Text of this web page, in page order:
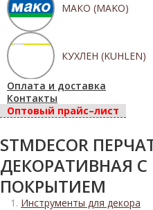
МАКО (MAKO)
КУХЛЕН (KUHLEN)
Оплата и доставка
Контакты
Оптовый прайс–лист
STMDECOR
ДЕКОРАТИВНАЯ
ПОКРЫТИЕМ
Инструменты для декора